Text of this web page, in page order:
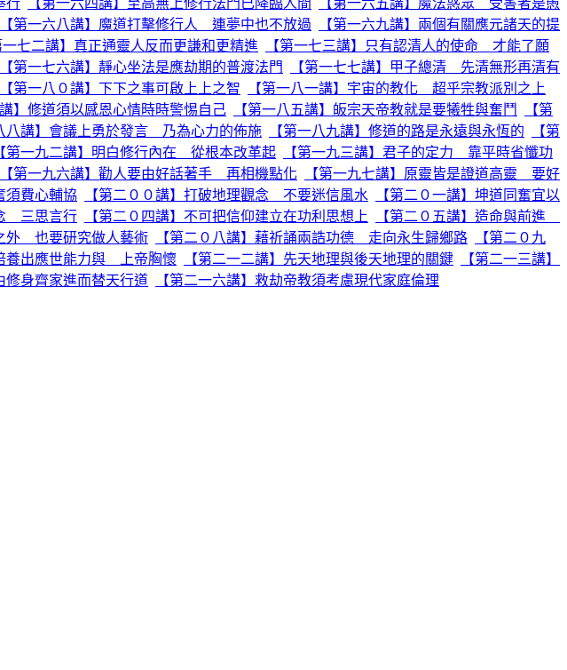
行 【第一六四講】至高無上修行法門已降臨人間
【第一六五講】魔法惑眾 受害者是愚
【第一六八講】魔道打擊修行人 連夢中也不放過
【第一六九講】兩個有關應元諸天的提
一七二講】真正通靈人反而更謙和更精進
【第一七三講】只有認清人的使命 才能了願
【第一七六講】靜心坐法是應劫期的普渡法門
【第一七七講】甲子總清 先清無形再清有
【第一八０講】下下之事可啟上上之智
【第一八一講】宇宙的教化 超乎宗教派別之上
講】修道須以感恩心情時時警惕自己 【第一八五講】皈宗天帝教就是要犧牲與奮鬥
【第
八講】會議上勇於發言 乃為心力的佈施 【第一八九講】修道的路是永遠與永恆的
【第
【第一九二講】明白修行內在 從根本改革起
【第一九三講】君子的定力 靠平時省懺功
【第一九六講】勸人要由好話著手 再相機點化
【第一九七講】原靈皆是證道高靈 要好
須費心輔協 【第二００講】打破地理觀念 不要迷信風水
【第二０一講】坤道同奮宜以
三思言行 【第二０四講】不可把信仰建立在功利思想上
【第二０五講】造命與前進
外 也要研究做人藝術 【第二０八講】藉祈誦兩誥功德 走向永生歸鄉路
【第二０九
養出應世能力與 上帝胸懷 【第二一二講】先天地理與後天地理的關鍵
【第二一三講】
修身齊家進而替天行道
【第二一六講】救劫帝教須考慮現代家庭倫理